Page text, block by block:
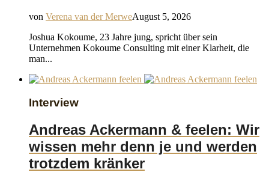
von Verena van der MerweAugust 5, 2026
Joshua Kokoume, 23 Jahre jung, spricht über sein
Unternehmen Kokoume Consulting mit einer Klarheit, die
man...
Interview
Andreas Ackermann & feelen: Wir
wissen mehr denn je und werden
trotzdem kränker